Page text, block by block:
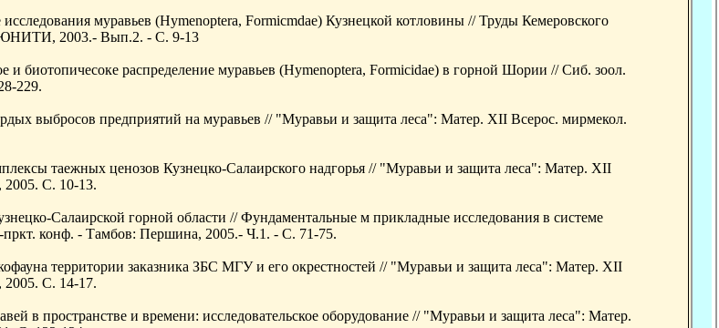
муравьев (Hymenoptera, Formicmdae) Кузнецкой котловины // Труды Кемеровского
ЮНИТИ, 2003.- Вып.2. - С. 9-13
и биотопичесоке распределение муравьев (Hymenoptera, Formicidae) в горной Шории // Сиб. зоол.
229.
выбросов предприятий на муравьев // "Муравьи и защита леса": Матер. XII Всерос. мирмекол.
таежных ценозов Кузнецко-Салаирского надгорья // "Муравьи и защита леса": Матер. XII
2005. С. 10-13.
Салаирской горной области // Фундаментальные м прикладные исследования в системе
пркт. конф. - Тамбов: Першина, 2005.- Ч.1. - С. 71-75.
территории заказника ЗБС МГУ и его окрестностей // "Муравьи и защита леса": Матер. XII
2005. С. 14-17.
в пространстве и времени: исследовательское оборудование // "Муравьи и защита леса": Матер.